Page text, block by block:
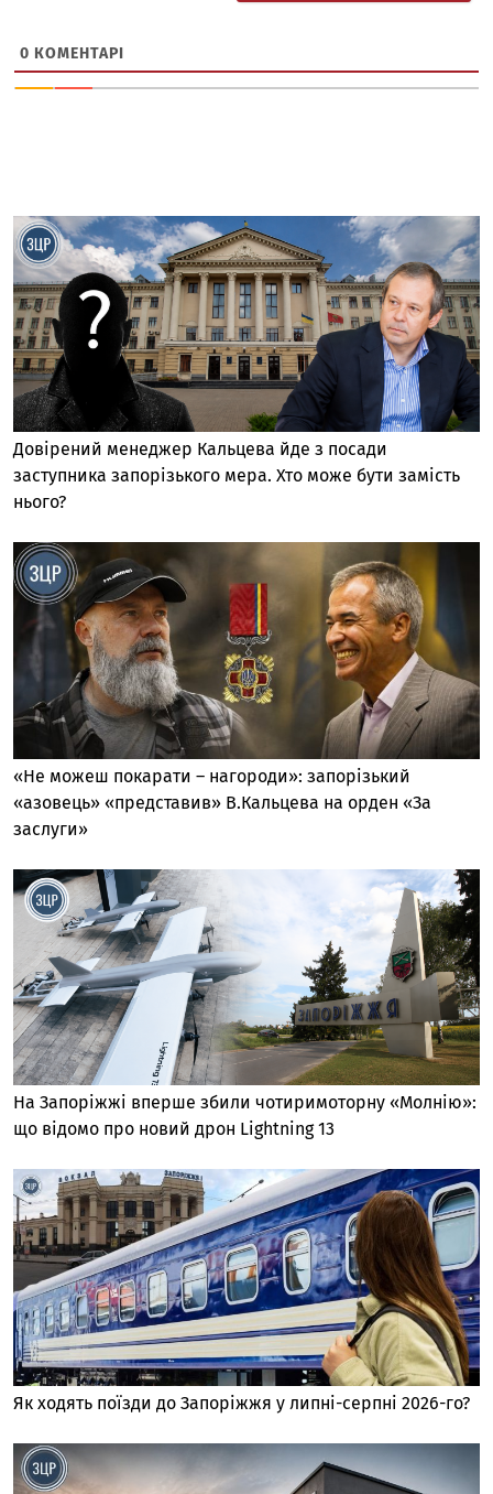
0 КОМЕНТАРІ
Довірений менеджер Кальцева йде з посади
заступника запорізького мера. Хто може бути замість
нього?
«Не можеш покарати – нагороди»: запорізький
«азовець» «представив» В.Кальцева на орден «За
заслуги»
На Запоріжжі вперше збили чотиримоторну «Молнію»:
що відомо про новий дрон Lightning 13
Як ходять поїзди до Запоріжжя у липні-серпні 2026-го?